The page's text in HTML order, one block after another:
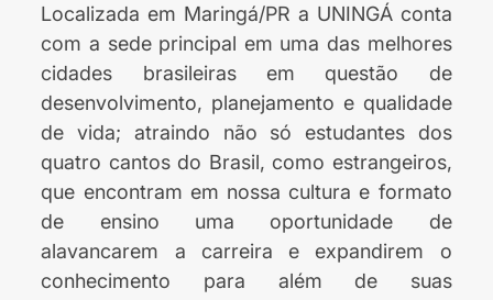
Localizada em Maringá/PR a UNINGÁ conta
com a sede principal em uma das melhores
cidades brasileiras em questão de
desenvolvimento, planejamento e qualidade
de vida; atraindo não só estudantes dos
quatro cantos do Brasil, como estrangeiros,
que encontram em nossa cultura e formato
de ensino uma oportunidade de
alavancarem a carreira e expandirem o
conhecimento para além de suas